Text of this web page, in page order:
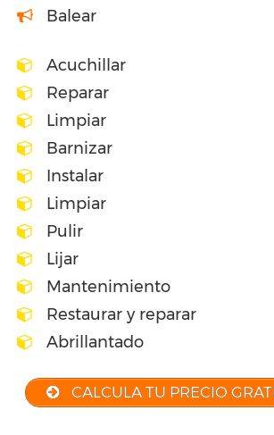
Balear
Acuchillar
Reparar
Limpiar
Barnizar
Instalar
Limpiar
Pulir
Lijar
Mantenimiento
Restaurar y reparar
Abrillantado
CALCULA TU PRECIO